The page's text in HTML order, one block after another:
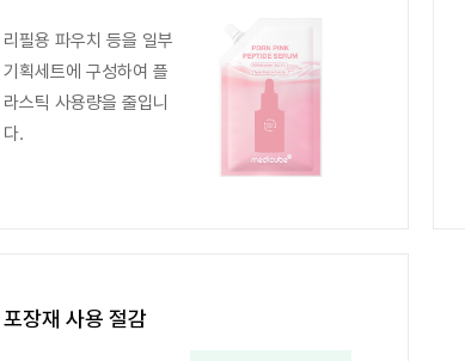
리필용 파우치 등을 일부
기획세트에 구성하여 플
라스틱 사용량을 줄입니
다.
포장재 사용 절감